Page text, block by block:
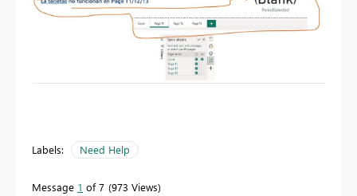
Labels: Need Help
Message 1 of 7 973 Views